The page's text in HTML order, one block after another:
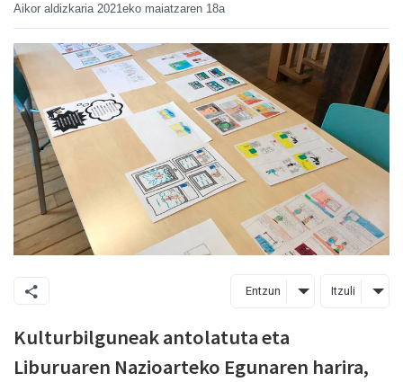
Aikor aldizkaria 2021eko maiatzaren 18a
Entzun Itzuli
Kulturbilguneak antolatuta eta
Liburuaren Nazioarteko Egunaren harira,